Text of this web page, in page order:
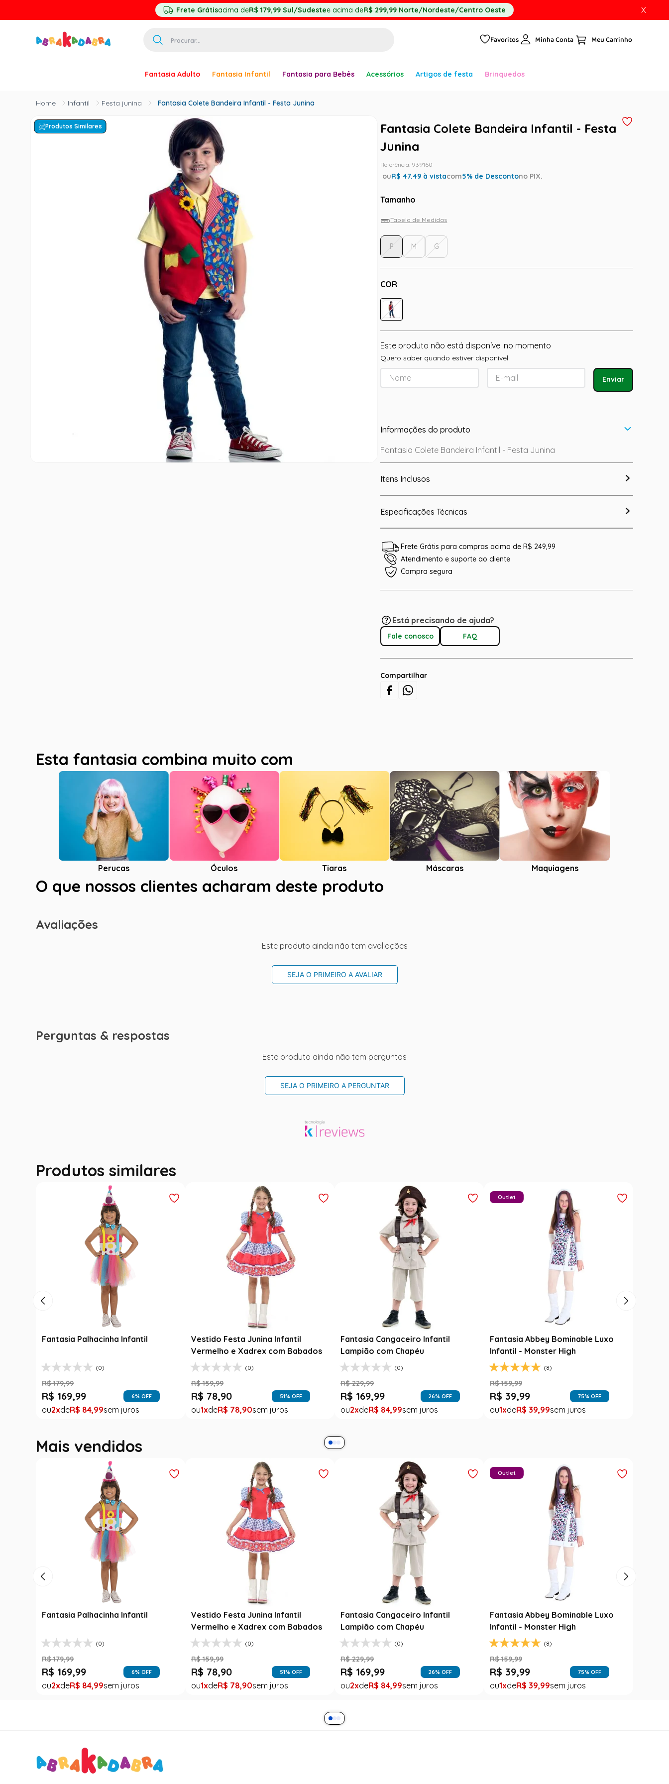
Frete Grátisacima deR$ 179,99 Sul/Sudestee acima deR$ 299,99 Norte/Nordeste/Centro Oeste X
Favoritos Minha Conta
Fantasia Adulto Fantasia Infantil Fantasia para Bebês Acessórios Artigos de festa Brinquedos
Infantil Festa junina Fantasia Colete Bandeira Infantil - Festa Junina
Produtos Similares
Fantasia Colete Bandeira Infantil - Festa
Junina
Referência: 939160
ouR$47.49 à vistacom5% de Descontono PIX.
Tamanho
Tabela de Medidas
COR
P M G
Este produto não está disponível no momento
Quero saber quando estiver disponível
Enviar
Informações do produto
Fantasia Colete Bandeira Infantil - Festa Junina
Itens Inclusos
Especificações Técnicas
Frete Grátis para compras acima de R$ 249,99
Atendimento e suporte ao cliente
Compra segura
Está precisando de ajuda?
Fale conosco FAQ
Compartilhar
Esta fantasia combina muito com
Perucas Óculos Tiaras Máscaras Maquiagens
O que nossos clientes acharam deste produto
Avaliações
Este produto ainda não tem avaliações
SEJA O PRIMEIRO A AVALIAR
Perguntas & respostas
Este produto ainda não tem perguntas
SEJA O PRIMEIRO A PERGUNTAR
Produtos similares
Fantasia Palhacinha Infantil
(0)
R$ 179,99
R$ 169,99 6% OFF
2 R$ 84,99
Vestido Festa Junina Infantil
Vermelho e Xadrex com Babados
(0)
R$ 159,99
R$ 78,90 51% OFF
1 R$ 78,90
Fantasia Cangaceiro Infantil
Lampião com Chapéu
(0)
R$ 229,99
R$ 169,99 26% OFF
2 R$ 84,99
Fantasia Abbey Bominable Luxo
Infantil - Monster High
(8)
Outlet
R$ 159,99
R$ 39,99 75% OFF
1 R$ 39,99
Mais vendidos
Fantasia Palhacinha Infantil
(0)
R$ 179,99
R$ 169,99 6% OFF
2 R$ 84,99
Vestido Festa Junina Infantil
Vermelho e Xadrex com Babados
(0)
R$ 159,99
R$ 78,90 51% OFF
1 R$ 78,90
Fantasia Cangaceiro Infantil
Lampião com Chapéu
(0)
R$ 229,99
R$ 169,99 26% OFF
2 R$ 84,99
Fantasia Abbey Bominable Luxo
Infantil - Monster High
(8)
Outlet
R$ 159,99
R$ 39,99 75% OFF
1 R$ 39,99
2º
princesa
pirata
4º
paquita
º
harry potter
6º
palhaço
7º
kpop
8º
branca neve
9º
toy story
10º rumi